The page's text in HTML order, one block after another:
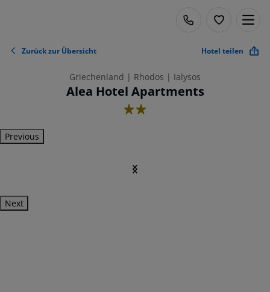
Zurück zur Übersicht Hotel teilen
Griechenland | Rhodos | Ialysos
Alea Hotel Apartments
2
Previous
Next